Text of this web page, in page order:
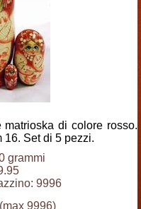
di colore rosso.
16. Set di 5 pezzi.
grammi
9996
(max 9996)